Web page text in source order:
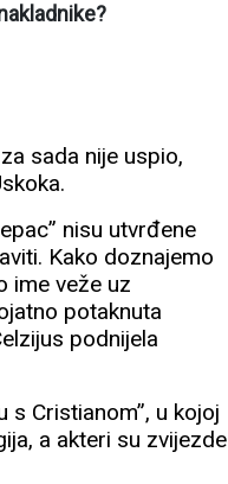
sada nije uspio,
nisu utvrđene
Kako doznajemo
ime veže uz
potaknuta
podnijela
s Cristianom”, u kojoj
a akteri su zvijezde